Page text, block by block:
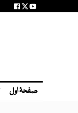
صفحۂ اول